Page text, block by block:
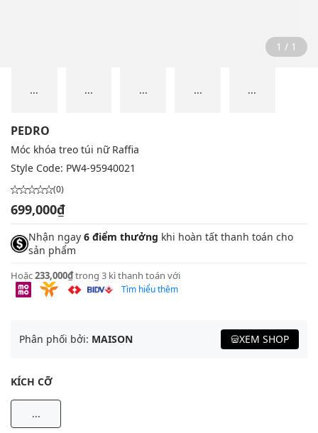
1 / 1
... ... ... ... ...
PEDRO
Móc khóa treo túi nữ Raffia
Style Code: PW4-95940021
(0)
699,000₫
Nhận ngay 6 điểm thưởng khi hoàn tất thanh toán cho
sản phẩm
Hoặc233,000₫trong 3 kì thanh toán với
Tìm hiểu thêm
Phân phối bởi: MAISON XEM SHOP
KÍCH CỠ
...